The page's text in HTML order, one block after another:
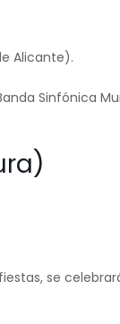
Alicante).
Sinfónica
se